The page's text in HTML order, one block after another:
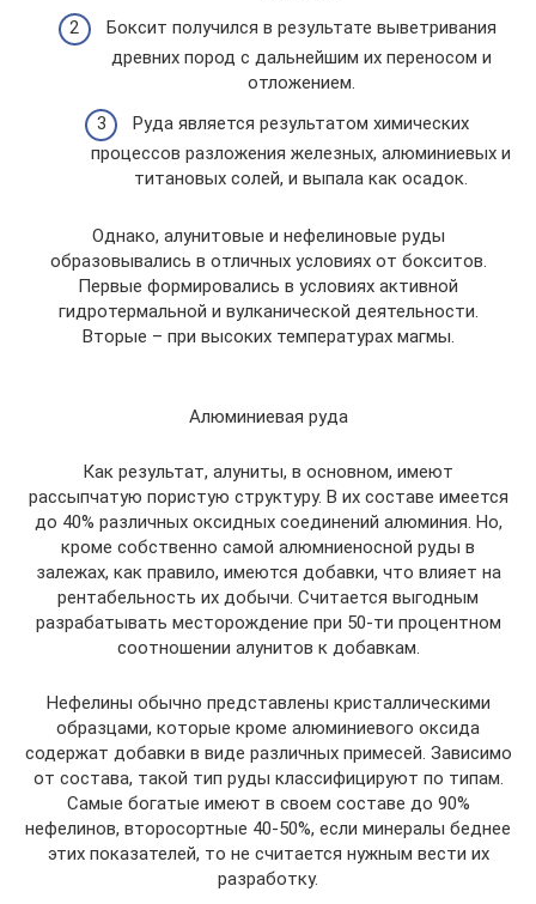
Боксит получился в результате выветривания
древних пород с дальнейшим их переносом и
отложением.
Руда является результатом химических
процессов разложения железных, алюминиевых и
титановых солей, и выпала как осадок.
Однако, алунитовые и нефелиновые руды
образовывались в отличных условиях от бокситов.
Первые формировались в условиях активной
гидротермальной и вулканической деятельности.
Вторые – при высоких температурах магмы.
Алюминиевая руда
Как результат, алуниты, в основном, имеют
рассыпчатую пористую структуру. В их составе имеется
до 40% различных оксидных соединений алюминия. Но,
кроме собственно самой алюмниеносной руды в
залежах, как правило, имеются добавки, что влияет на
рентабельность их добычи. Считается выгодным
разрабатывать месторождение при 50-ти процентном
соотношении алунитов к добавкам.
Нефелины обычно представлены кристаллическими
образцами, которые кроме алюминиевого оксида
содержат добавки в виде различных примесей. Зависимо
от состава, такой тип руды классифицируют по типам.
Самые богатые имеют в своем составе до 90%
нефелинов, второсортные 40-50%, если минералы беднее
этих показателей, то не считается нужным вести их
разработку.